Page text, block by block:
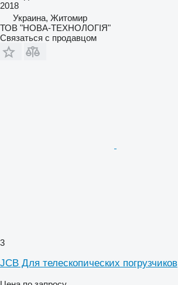
2018
Украина, Житомир
ТОВ "НОВА-ТЕХНОЛОГІЯ"
Связаться с продавцом
3
JCB Для телескопических погрузчиков